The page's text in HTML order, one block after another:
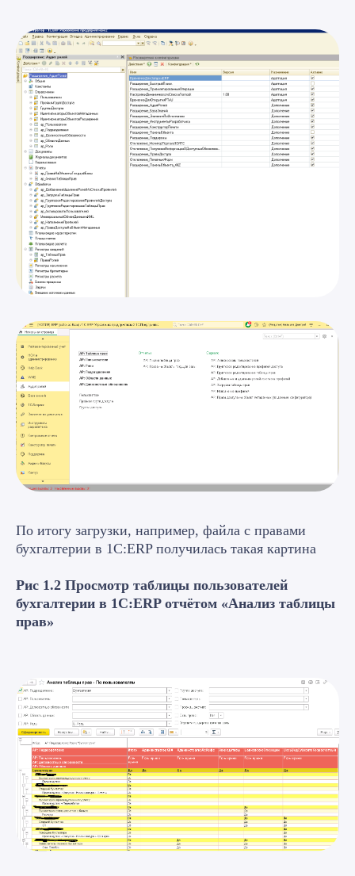
По итогу загрузки, например, файла с правами
бухгалтерии в 1С:ERP получилась такая картина
Рис 1.2 Просмотр таблицы пользователей
бухгалтерии в 1С:ERP отчётом «Анализ таблицы
прав»